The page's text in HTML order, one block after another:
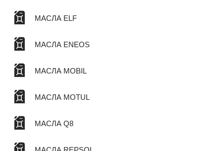
МАСЛА ELF
МАСЛА ENEOS
МАСЛА MOBIL
МАСЛА MOTUL
МАСЛА Q8